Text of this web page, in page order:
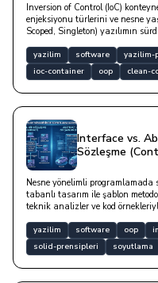
Inversion of Control (IoC)
enjeksiyonu türlerini ve nesne
Scoped, Singleton) yazılımın
yazilim software yazilim-
ioc-container
oop clean-
Interface vs.
Sözleşme
Nesne yönelimli programlamada
tabanlı tasarım ile şablon
teknik analizler ve kod
yazilim software oop
solid-prensipleri
soyutlama